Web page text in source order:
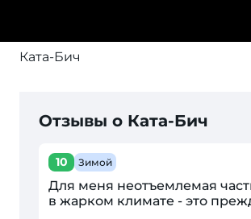
Ката-Бич
Отзывы о Ката-Бич
10 Зимой
Для меня неотъемлемая
в жарком климате - это